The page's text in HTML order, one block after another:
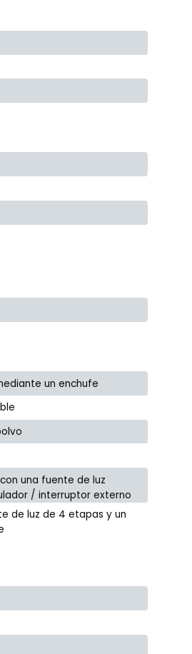
un enchufe
una fuente de luz
/ interruptor externo
de luz de 4 etapas y un